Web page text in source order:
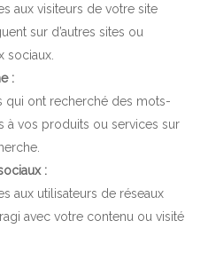
aux visiteurs de votre site
sur d’autres sites ou
sociaux.
:
qui ont recherché des mots-
à vos produits ou services sur
:
aux utilisateurs de réseaux
avec votre contenu ou visité